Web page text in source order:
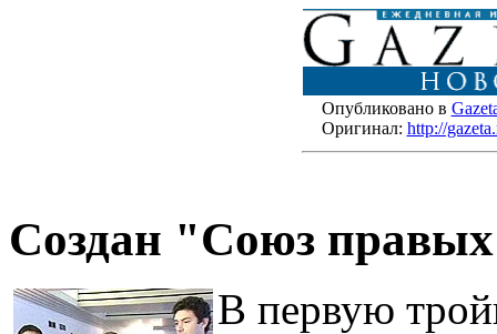
Опубликовано в
Оригинал: http://
Создан "Союз
В первую